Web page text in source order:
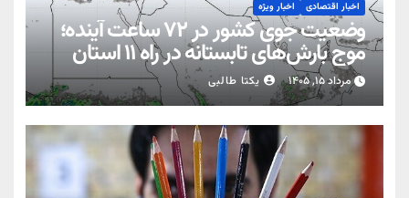
اخبار اقتصادی اخبار ویژه
وضعیت جوی کشور در ۷۲ ساعت آینده؛
موج بارش‌های تابستانه در راه ۱۱ استان
مرداد ۱۵, ۱۴۰۵ یکتا طالبی